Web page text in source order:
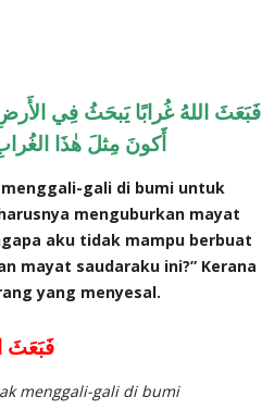
فَبَعَثَ اللهُ غُرابًا يَبحَثُ فِي
أَكونَ مِثلَ هٰذَا
gali di bumi untuk
menguburkan mayat
aku tidak mampu berbuat
mayat saudaraku ini?” Kerana
yang menyesal.
فَبَعَثَ
menggali-gali di bumi